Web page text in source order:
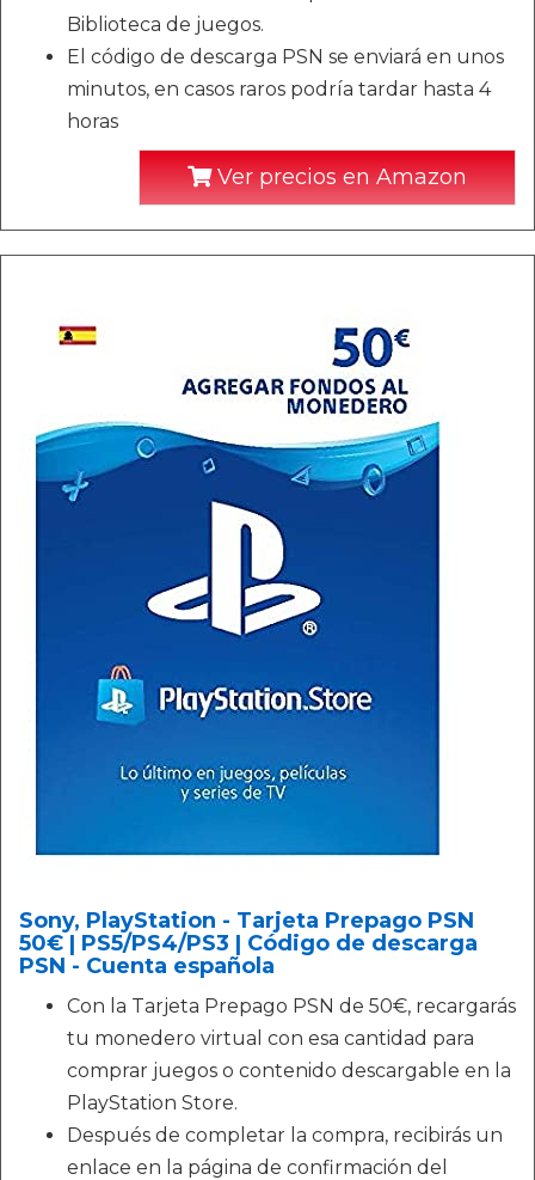
Biblioteca de juegos.
El código de descarga PSN se enviará en unos
minutos, en casos raros podría tardar hasta 4
horas
Ver precios en Amazon
Sony, PlayStation - Tarjeta Prepago PSN
50€ | PS5/PS4/PS3 | Código de descarga
PSN - Cuenta española
Con la Tarjeta Prepago PSN de 50€, recargarás
tu monedero virtual con esa cantidad para
comprar juegos o contenido descargable en la
PlayStation Store.
Después de completar la compra, recibirás un
enlace en la página de confirmación del